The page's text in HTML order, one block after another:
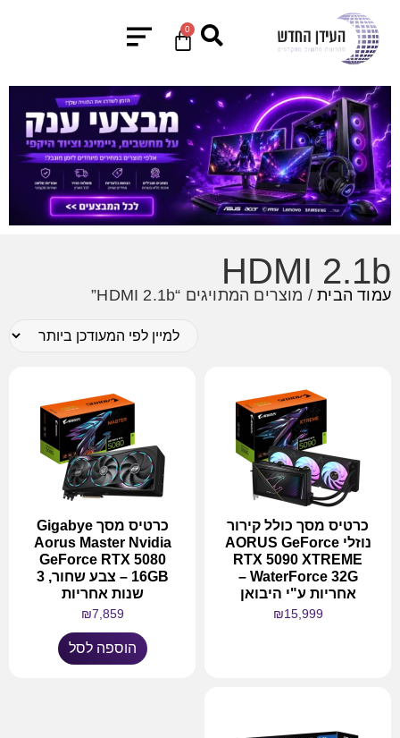
0
HDMI 2.1b
עמוד הבית/ מוצרים המתויגים “HDMI 2.1b”
כרטיס מסך כולל קירור
נוזלי AORUS GeForce
RTX 5090 XTREME
WaterForce 32G –
אחריות ע"י היבואן
₪15,999
כרטיס מסך Gigabye
Aorus Master Nvidia
GeForce RTX 5080
16GB – צבע שחור, 3
שנות אחריות
₪7,859
הוספה לסל